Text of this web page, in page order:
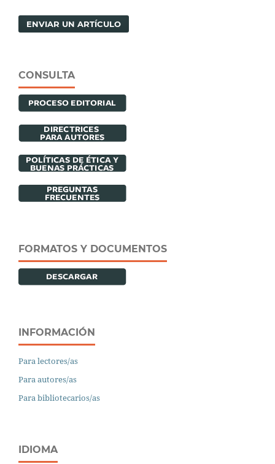
ENVIAR UN ARTÍCULO
CONSULTA
FORMATOS Y DOCUMENTOS
INFORMACIÓN
Para lectores/as
Para autores/as
Para bibliotecarios/as
IDIOMA